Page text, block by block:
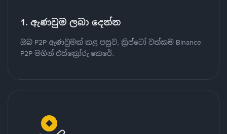
1. ඇණවුම ලබා දෙන්න
ඔබ P2P ඇණවුමක් කළ පසුව, ක්‍රිප්ටෝ වත්කම Binance
P2P මගින් එස්ක්‍රෝරු කෙරේ.